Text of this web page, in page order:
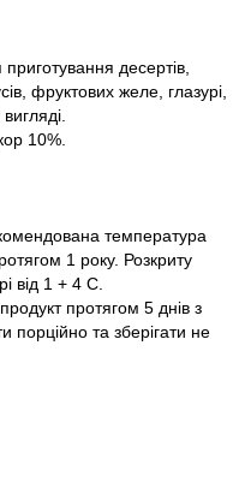
десертів,
фруктових желе, глазурі,
10%.
температура
1 року. Розкриту
від 1 + 4 С.
протягом 5 днів з
порційно та зберігати не